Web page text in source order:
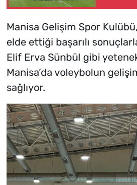
Manisa Gelişim Spor
elde ettiği başarılı
Elif Erva Sünbül gibi
Manisa’da voleybolun
sağlıyor.